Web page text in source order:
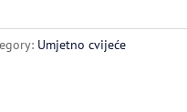
Umjetno cvijeće